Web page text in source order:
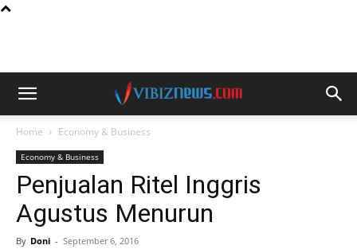
Home Economy & Business
Economy & Business
Penjualan Ritel Inggris
Agustus Menurun
By Doni - September 6, 2016